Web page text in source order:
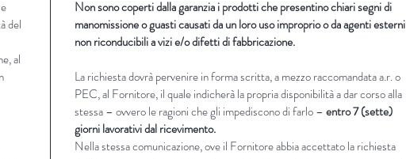
del
al
Non sono coperti dalla garanzia i prodotti che presentino chiari segni di
manomissione o guasti causati da un loro uso improprio o da agenti esterni
non riconducibili a vizi e/o difetti di fabbricazione.
La richiesta dovrà pervenire in forma scritta, a mezzo raccomandata a.r. o
PEC, al Fornitore, il quale indicherà la propria disponibilità a dar corso alla
stessa – ovvero le ragioni che gli impediscono di farlo – entro 7 (sette)
giorni lavorativi dal ricevimento.
Nella stessa comunicazione, ove il Fornitore abbia accettato la richiesta